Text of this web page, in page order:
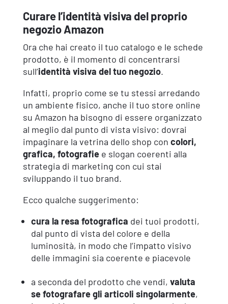
Curare l’identità visiva del proprio
negozio Amazon
Ora che hai creato il tuo catalogo e le schede
prodotto, è il momento di concentrarsi
sull’identità visiva del tuo negozio.
Infatti, proprio come se tu stessi arredando
un ambiente fisico, anche il tuo store online
su Amazon ha bisogno di essere organizzato
al meglio dal punto di vista visivo: dovrai
impaginare la vetrina dello shop con colori,
grafica, fotografiee slogan coerenti alla
strategia di marketing con cui stai
sviluppando il tuo brand.
Ecco qualche suggerimento:
cura la resa fotografica dei tuoi prodotti,
dal punto di vista del colore e della
luminosità, in modo che l’impatto visivo
delle immagini sia coerente e piacevole
a seconda del prodotto che vendi, valuta
se fotografare gli articoli singolarmente,